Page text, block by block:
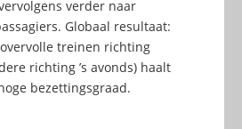
verder naar
Globaal resultaat:
treinen richting
richting ’s avonds) haalt
bezettingsgraad.